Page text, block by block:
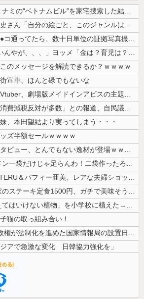
【衝撃】 大阪府警、ミナミの“ベトナムビル”を家宅捜索した結果・・・・...
【これは重い】江口寿史さん「自分の絵ごと、このジャンルはそろそろ終わり...
体調不良で休んでパチ●コ通ってたら、数十日単位の証拠写真撮られて会社ク...
ワイ「子供2人目欲しいんやが、、、」ヨッメ「金は？育児は？私の仕事は？...
のメッセージを解読できるか？ｗｗｗｗ
宣車、ほんと碌でもないな
【速報】ホロライブのVtuber、劇場版メイドインアビスの主題歌決定w...
【悲報】「自民党内は消費減税反対が多数」との報道、自民議員の内部証言と...
、本田望結より実ってしまう・・・
ズ半額セールｗｗｗｗ
【画像】コミケのインタビュー、とんでもない逸材が登場ｗｗｗｗｗｗ 【P...
【悲報】 ワイ「ラーメン一袋だけじゃ足らんわ！二袋作ったろ！」→結果ｗ...
【最新画像】 GLAY・TERU＆パフィー亜美、レアな夫婦ショットを公...
【極旨牛鉄板】 吉野家のステーキ定食1500円、ガチで美味そうｗｗｗ
【復讐】 絶対に「植えてはいけない植物」を小学校に植えた→20年経って...
猫の取っ組み合い！
（ ´_ゝ`）中国「高市政権が法制化を進めた国家情報局の設置日が7月3...
アで急激な変化 日韓協力強化を」